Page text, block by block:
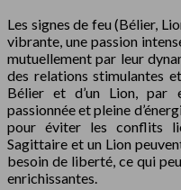
Les signes de feu (Bélier,
vibrante, une passion
mutuellement par leur
des relations stimulantes
Bélier et d’un Lion, par
passionnée et pleine
pour éviter les conflits
Sagittaire et un Lion
besoin de liberté, ce qui
enrichissantes.